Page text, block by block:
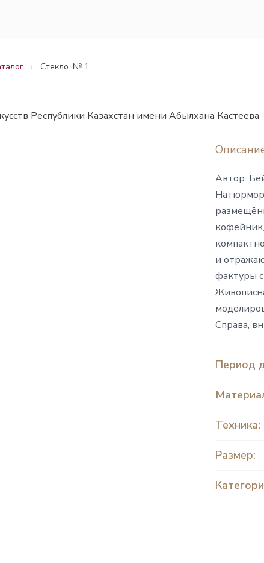
› Стекло. № 1
Республики Казахстан имени Абылхана Кастеева
Автор:
и
фактуры
Справа,
Период
Техника:
Размер: